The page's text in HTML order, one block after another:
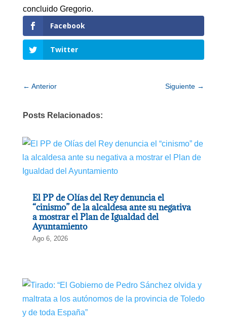
concluido Gregorio.
Facebook
Twitter
← Anterior Siguiente →
Posts Relacionados:
El PP de Olías del Rey denuncia el
“cinismo” de la alcaldesa ante su negativa
a mostrar el Plan de Igualdad del
Ayuntamiento
Ago 6, 2026